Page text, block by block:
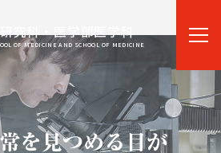
究科・医学部医学科
OF MEDICINE AND SCHOOL OF MEDICINE